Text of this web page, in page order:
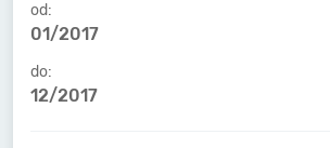
od:
01/2017
do:
12/2017